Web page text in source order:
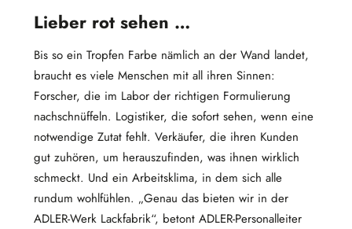
Lieber rot sehen …
Bis so ein Tropfen Farbe nämlich an der Wand landet,
braucht es viele Menschen mit all ihren Sinnen:
Forscher, die im Labor der richtigen Formulierung
nachschnüffeln. Logistiker, die sofort sehen, wenn eine
notwendige Zutat fehlt. Verkäufer, die ihren Kunden
gut zuhören, um herauszufinden, was ihnen wirklich
schmeckt. Und ein Arbeitsklima, in dem sich alle
rundum wohlfühlen. „Genau das bieten wir in der
ADLER-Werk Lackfabrik“, betont ADLER-Personalleiter